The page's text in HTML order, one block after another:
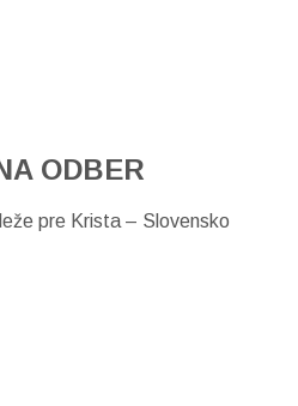
ODBER
pre Krista – Slovensko